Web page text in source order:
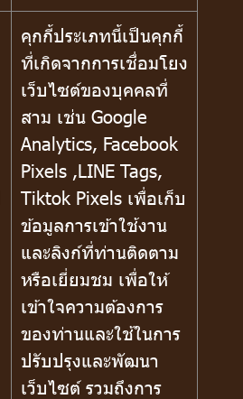
คุกกี้ประเภทนี้เป็นคุกกี้
ที่เกิดจากการเชื่อมโยง
เว็บไซต์ของบุคคลที่
สาม เช่น Google
Analytics, Facebook
Pixels ,LINE Tags,
Tiktok Pixels เพื่อเก็บ
ข้อมูลการเข้าใช้งาน
และลิงก์ที่ท่านติดตาม
หรือเยี่ยมชม เพื่อให้
เข้าใจความต้องการ
ของท่านและใช้ในการ
ปรับปรุงและพัฒนา
เว็บไซต์ รวมถึงการ